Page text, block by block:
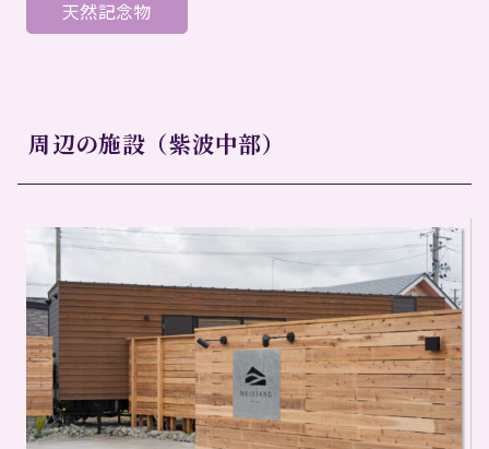
天然記念物
周辺の施設（紫波中部）